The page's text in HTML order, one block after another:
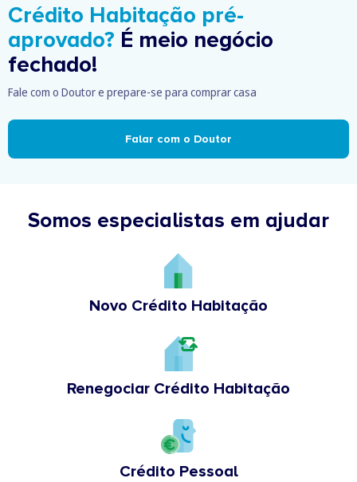
Crédito Habitação pré-
aprovado? É meio negócio
fechado!
Fale com o Doutor e prepare-se para comprar casa
Falar com o Doutor
Somos especialistas em ajudar
Novo Crédito Habitação
Renegociar Crédito Habitação
Crédito Pessoal